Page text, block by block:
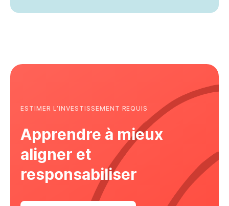
ESTIMER L’INVESTISSEMENT REQUIS
Apprendre à mieux
aligner et
responsabiliser